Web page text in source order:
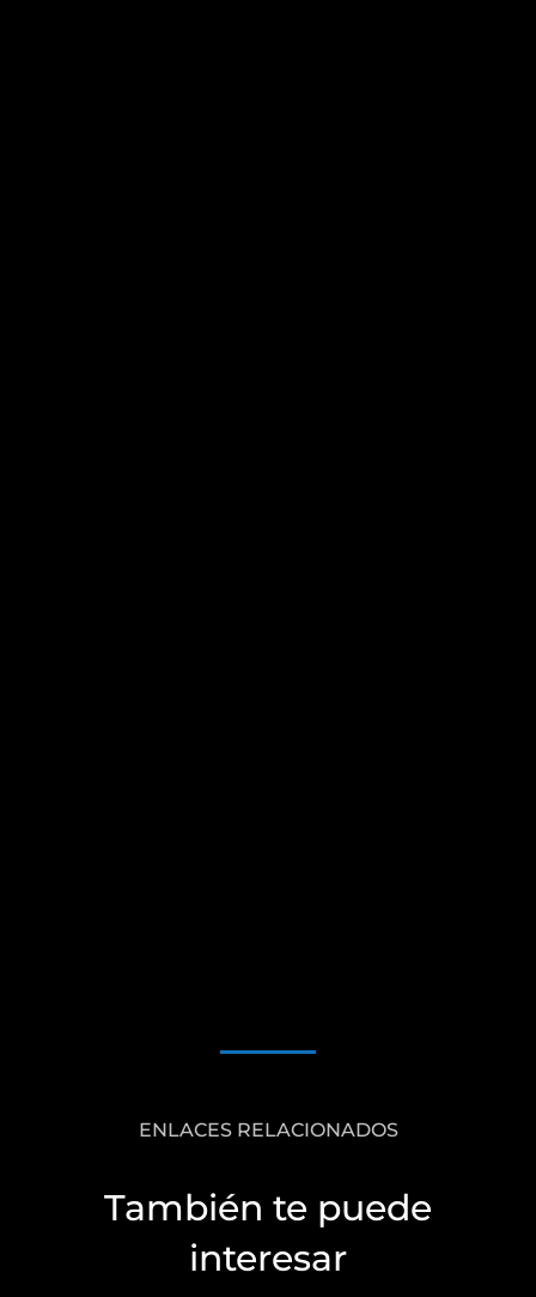
ENLACES RELACIONADOS
También te puede
interesar